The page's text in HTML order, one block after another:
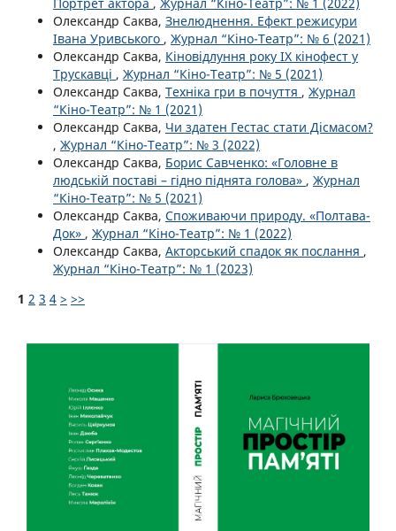
Олександр Саква, Знелюднення. Ефект режисури
Івана Уривського , Журнал “Кіно-Театр”: № 6 (2021)
Олександр Саква, Кіновідлуння року ІХ кінофест у
Трускавці , Журнал “Кіно-Театр”: № 5 (2021)
Олександр Саква, Техніка гри в почуття , Журнал
“Кіно-Театр”: № 1 (2021)
Олександр Саква, Чи здатен Гестас стати Дісмасом?
, Журнал “Кіно-Театр”: № 3 (2022)
Олександр Саква, Борис Савченко: «Головне в
людській поставі – гідно піднята голова» , Журнал
“Кіно-Театр”: № 5 (2021)
Олександр Саква, Споживаючи природу. «Полтава-
Док» , Журнал “Кіно-Театр”: № 1 (2022)
Олександр Саква, Акторський спадок як послання ,
Журнал “Кіно-Театр”: № 1 (2023)
1 2 3 4 > >>